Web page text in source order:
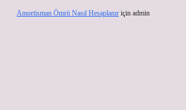
Amortisman Ömrü Nasıl Hesaplanır için admin